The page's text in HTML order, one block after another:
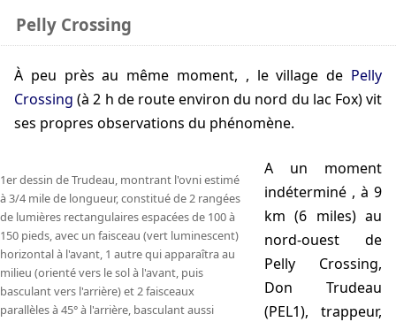
Pelly Crossing
À peu près au même moment, , le village de Pelly
Crossing (à 2 h de route environ du nord du lac Fox) vit
ses propres observations du phénomène.
1er dessin de Trudeau, montrant l'ovni estimé
à 3/4 mile de longueur, constitué de 2 rangées
de lumières rectangulaires espacées de 100 à
150 pieds, avec un faisceau (vert luminescent)
horizontal à l'avant, 1 autre qui apparaîtra au
milieu (orienté vers le sol à l'avant, puis
basculant vers l'arrière) et 2 faisceaux
parallèles à 45° à l'arrière, basculant aussi
A un moment
indéterminé , à 9
km (6 miles) au
nord-ouest de
Pelly Crossing,
Don Trudeau
(PEL1), trappeur,